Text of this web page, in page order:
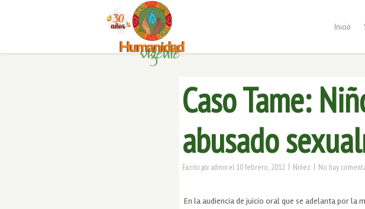
Inicio
Caso Tame:
abusado
Escrito poradmin el 10 febrero, 2012 | Niñez | No hay
En la audiencia de juicio oral que se adelanta por la